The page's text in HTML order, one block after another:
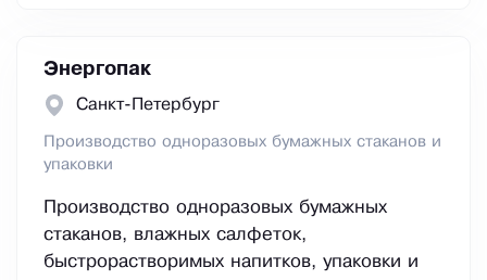
Энергопак
Санкт-Петербург
Производство одноразовых бумажных стаканов и
упаковки
Производство одноразовых бумажных
стаканов, влажных салфеток,
быстрорастворимых напитков, упаковки и